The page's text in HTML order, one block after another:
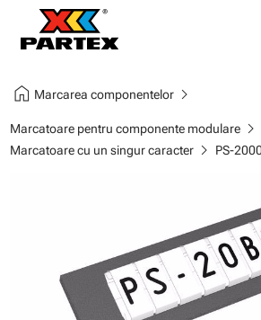
home Marcarea componentelorchevron_right
Marcatoare pentru componente modularechevron_right
Marcatoare cu un singur caracterchevron_right PS-